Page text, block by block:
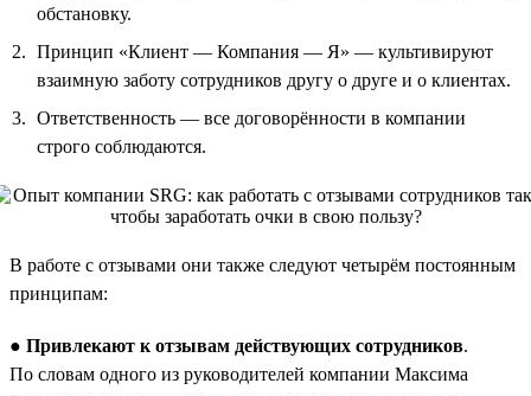
обстановку.
Принцип «Клиент — Компания — Я» — культивируют
взаимную заботу сотрудников другу о друге и о клиентах.
Ответственность — все договорённости в компании
строго соблюдаются.
В работе с отзывами они также следуют четырём постоянным
принципам:
● Привлекают к отзывам действующих сотрудников.
По словам одного из руководителей компании Максима